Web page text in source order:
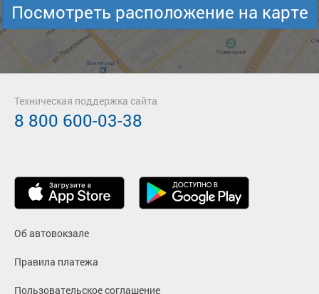
Посмотреть расположение на карте
Об автовокзале
Правила платежа
Пользовательское соглашение
Техническая поддержка сайта
8 800 600-03-38